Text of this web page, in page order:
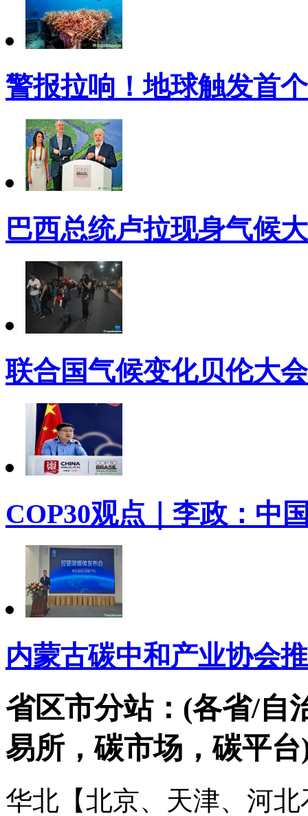
警报拉响！地球触发首
巴西总统卢拉现身气候
联合国气候变化贝伦大
COP30观点｜李政：中
内蒙古碳中和产业协会
省区市分站：(各省/自
易所，碳市场，碳平台
华北【北京、天津、河